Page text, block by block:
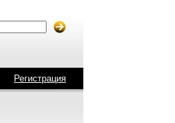
Регистрация